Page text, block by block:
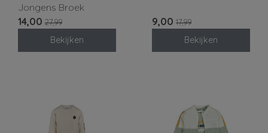
Jongens Broek
14,00 27,99
Bekijken
9,00 17,99
Bekijken